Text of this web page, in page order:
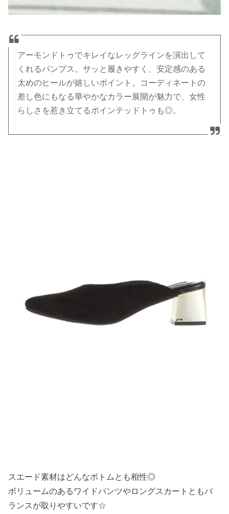
アーモンドトゥでキレイなレッグラインを演出して
くれるパンプス。サッと履きやすく、安定感のある
太めのヒールが嬉しいポイント。コーディネートの
差し色にもなる華やかなカラー展開が魅力で、女性
らしさを惹き立てるポインテッドトゥも◎。
スエード素材はどんなボトムとも相性◎
ボリュームのあるワイドパンツやロングスカートともバ
ランスが取りやすいです☆